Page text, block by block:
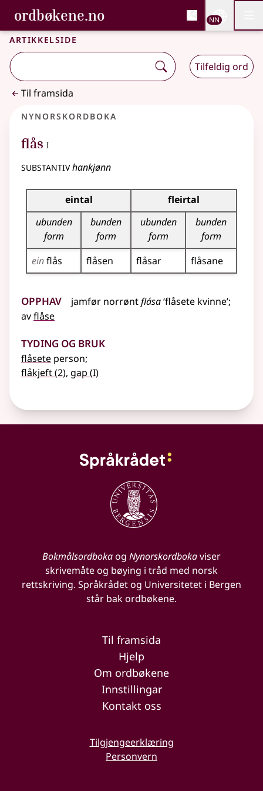
Gå til hovudinnhald
Tilgjenge
ordbøkene.no, Bokmålsordboka og
Bokmålsordboka og Nynorskordboka
NN
Artikkelside
Tilfeldig ord
Til framsida
Nynorskordboka
flås 1
I
substantivhankjønn
Bøyningstabell for dette substantivet
eintal
fleirtal
ubunden
form
bunden
form
ubunden
form
bunden
form
einflås flåsen flåsar flåsane
Opphav jamfør norrøntflása‘flåsete kvinne’;
avflåse
Tyding og bruk
flåsete person;
flåkjeft(2), gap (1
I)
Bokmålsordbokaog Nynorskordbokaviser
skrivemåte og bøying i tråd med norsk
rettskriving. Språkrådet og Universitetet i Bergen
står bak ordbøkene.
Til framsida
Hjelp
Om ordbøkene
Innstillingar
Kontakt oss
Tilgjengeerklæring
Personvern